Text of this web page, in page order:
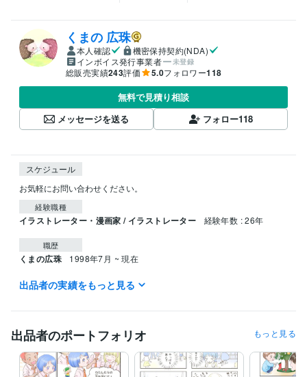
くまの 広珠
本人確認
機密保持契約(NDA)
インボイス発行事業者
未登録
総販売実績243評価 5.0フォロワー118
無料で見積り相談
メッセージを送る
フォロー118
スケジュール
お気軽にお問い合わせください。
経験職種
イラストレーター・漫画家 / イラストレーター 経験年数 : 26年
職歴
くまの広珠 1998年7月 ~ 現在
受賞歴
育てはピンチがチャンス！』福村出版（育児漫画・イラスト） 睡眠
ホ・タブレットと健康的につき合える子どもの育て方（漫画）
ビジネス・クリエイティブツール
出品者の実績をもっと見る
出品者のポートフォリオ もっと見る